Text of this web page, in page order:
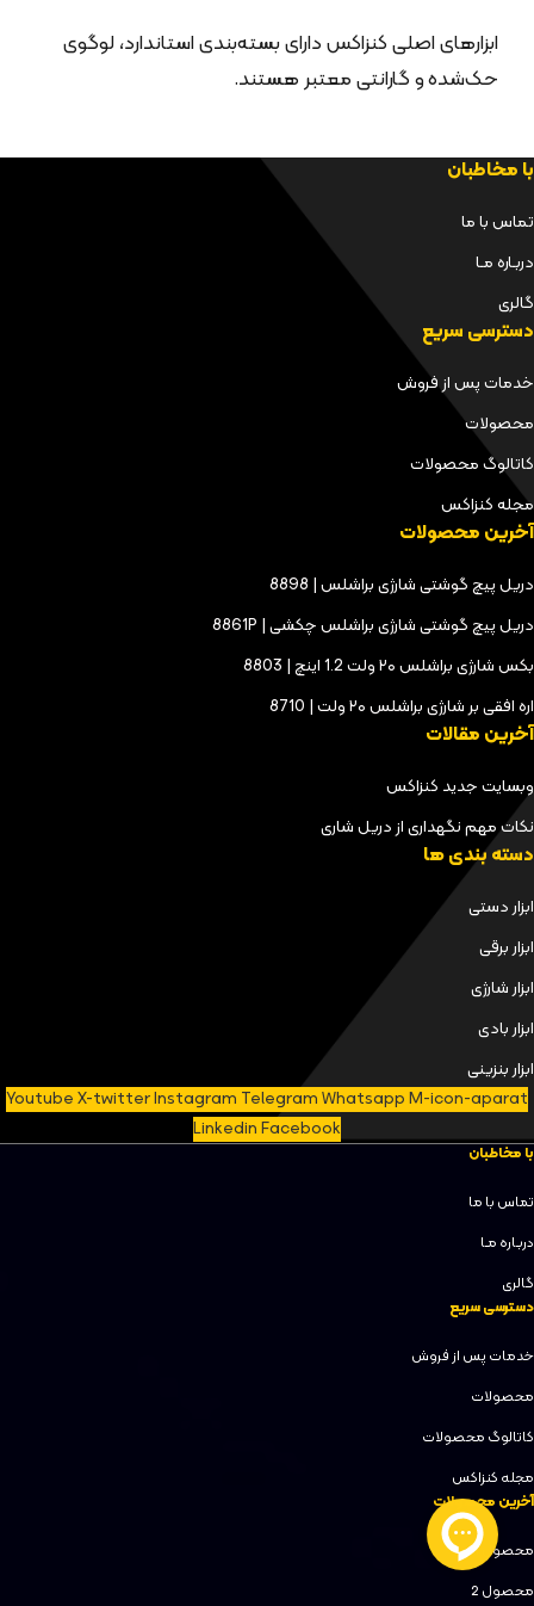
ابزارهای اصلی کنزاکس دارای بسته‌بندی استاندارد، لوگوی
حک‌شده و گارانتی معتبر هستند.
با مخاطبان
تماس با ما
دربـاره مـا
گالری
دسترسی سریع
خدمات پس از فروش
محصولات
کاتالوگ محصولات
مجله کنزاکس
آخرین محصولات
دریل پیچ گوشتی شارژی براشلس | 8898
دریل پیچ گوشتی شارژی براشلس چکشی | 8861P
بکس شارژی براشلس ۲۰ ولت 1.2 اینچ | 8803
اره افقی بر شارژی براشلس ۲۰ ولت | 8710
آخرین مقالات
وبسایت جدید کنزاکس
نکات مهم نگهداری از دریل شاری
دسته بندی ها
ابزار دستی
ابزار برقی
ابزار شارژی
ابزار بادی
ابزار بنزینی
YoutubeX-twitterInstagram TelegramWhatsappM-icon-aparat
LinkedinFacebook
با مخاطبان
تماس با ما
دربـاره مـا
گالری
دسترسی سریع
خدمات پس از فروش
محصولات
کاتالوگ محصولات
مجله کنزاکس
آخرین محصولات
محصول 1
محصول 2